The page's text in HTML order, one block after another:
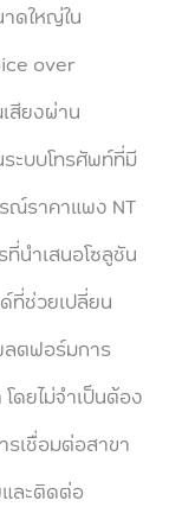
ดใหญ่ใน
over
สียงผ่าน
ะบบโทรศัพท์ที่มี
ณ์ราคาแพง NT
นำเสนอโซลูชัน
ที่ช่วยเปลี่ยน
ลตฟอร์มการ
ดยไม่จำเป็นต้อง
รเชื่อมต่อสาขา
และติดต่อ